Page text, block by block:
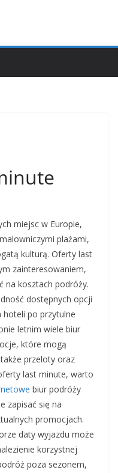
miejsc w Europie,
plażami,
kulturą. Oferty last
zainteresowaniem,
na kosztach podróży.
dostępnych opcji
hoteli po przytulne
letnim wiele biur
które mogą
przeloty oraz
last minute, warto
biur podróży
zapisać się na
promocjach.
daty wyjazdu może
korzystnej
poza sezonem,